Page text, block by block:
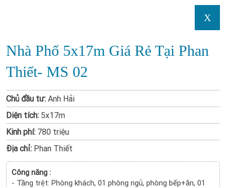
X
Nhà Phố 5x17m Giá Rẻ Tại Phan
Thiết- MS 02
Chủ đầu tư: Anh Hải
Diện tích: 5x17m
Kinh phí: 780 triệu
Địa chỉ: Phan Thiết
Công năng :
- Tầng trệt: Phòng khách, 01 phòng ngủ, phòng bếp+ăn, 01